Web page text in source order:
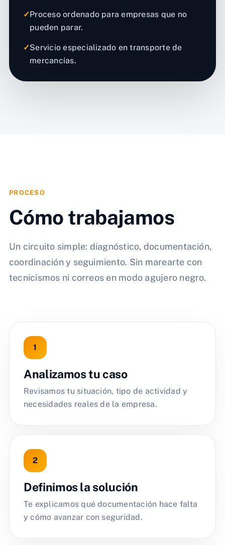
✓Proceso ordenado para empresas que no
pueden parar.
✓Servicio especializado en transporte de
mercancías.
PROCESO
Cómo trabajamos
Un circuito simple: diagnóstico, documentación,
coordinación y seguimiento. Sin marearte con
tecnicismos ni correos en modo agujero negro.
Analizamos tu caso
Revisamos tu situación, tipo de actividad y
necesidades reales de la empresa.
Definimos la solución
Te explicamos qué documentación hace falta
y cómo avanzar con seguridad.